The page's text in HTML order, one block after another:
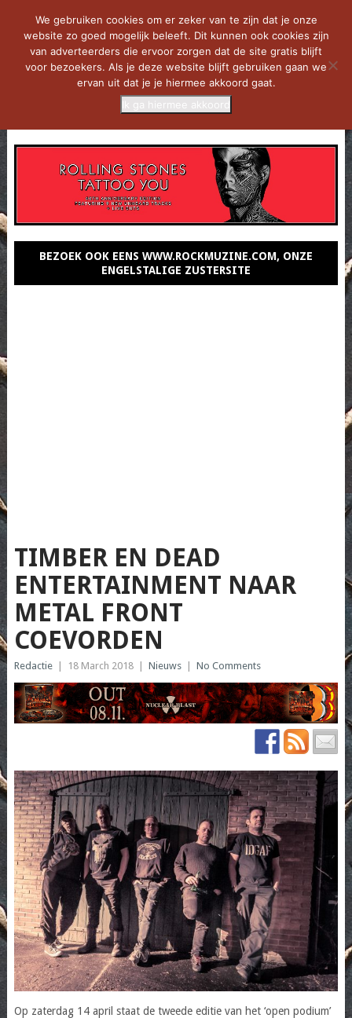
BEZOEK OOK EENS WWW.ROCKMUZINE.COM, ONZE
ENGELSTALIGE ZUSTERSITE
TIMBER EN DEAD
ENTERTAINMENT NAAR
METAL FRONT
COEVORDEN
Redactie 18 March 2018 Nieuws No Comments
Op zaterdag 14 april staat de tweede editie van het ‘open podium’
We gebruiken cookies om er zeker van te zijn dat je onze
website zo goed mogelijk beleeft. Dit kunnen ook cookies zijn
van adverteerders die ervoor zorgen dat de site gratis blijft
voor bezoekers. Als je deze website blijft gebruiken gaan we
ervan uit dat je je hiermee akkoord gaat.
Ik ga hiermee akkoord